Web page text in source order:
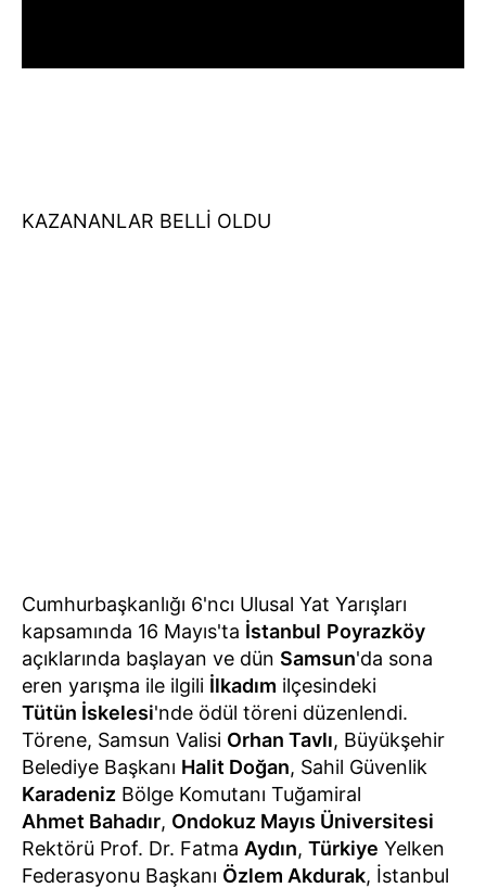
KAZANANLAR BELLİ OLDU
Cumhurbaşkanlığı 6'ncı Ulusal Yat Yarışları
kapsamında 16 Mayıs'ta İstanbul Poyrazköy
açıklarında başlayan ve dün Samsun'da sona
eren yarışma ile ilgili İlkadım ilçesindeki
Tütün İskelesi'nde ödül töreni düzenlendi.
Törene, Samsun Valisi Orhan Tavlı, Büyükşehir
Belediye Başkanı Halit Doğan, Sahil Güvenlik
Karadeniz Bölge Komutanı Tuğamiral
Ahmet Bahadır, Ondokuz Mayıs Üniversitesi
Rektörü Prof. Dr. Fatma Aydın, Türkiye Yelken
Federasyonu Başkanı Özlem Akdurak, İstanbul